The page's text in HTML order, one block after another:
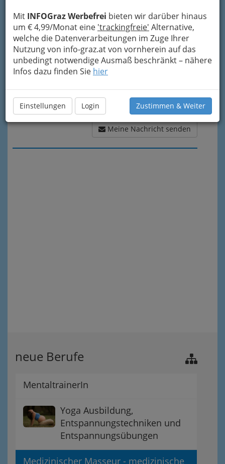
Mit INFOGraz Werbefrei bieten wir darüber hinaus
um € 4,99/Monat eine 'trackingfreie' Alternative,
welche die Datenverarbeitungen im Zuge Ihrer
Nutzung von info-graz.at von vornherein auf das
unbedingt notwendige Ausmaß beschränkt – nähere
Infos dazu finden Sie hier
Einstellungen Login Zustimmen & Weiter
Meine Nachricht
Meine Nachricht senden
neue Berufe
MentaltrainerIn
Yoga Ausbildung,
Entspannungstechniken und
Entspannungsübungen
Medizinischer Masseur - medizinische